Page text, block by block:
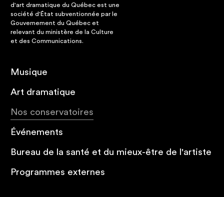
d'art dramatique du Québec est une
société d'État subventionnée par le
Gouvernement du Québec et
relevant du ministère de la Culture
et des Communications.
Musique
Art dramatique
Nos conservatoires
Événements
Bureau de la santé et du mieux-être de l'artiste
Programmes externes